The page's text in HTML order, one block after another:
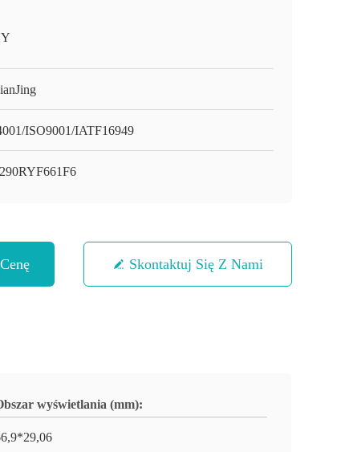
ISO9001/IATF16949
Skontaktuj Się Z Nami
wyświetlania (mm):